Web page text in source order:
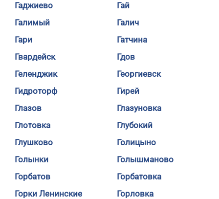
Гаджиево
Гай
Галимый
Галич
Гари
Гатчина
Гвардейск
Гдов
Геленджик
Георгиевск
Гидроторф
Гирей
Глазов
Глазуновка
Глотовка
Глубокий
Глушково
Голицыно
Голынки
Голышманово
Горбатов
Горбатовка
Горки Ленинские
Горловка